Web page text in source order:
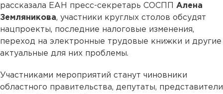
рассказала ЕАН пресс-секретарь СОСПП Алена
Земляникова, участники круглых столов обсудят
нацпроекты, последние налоговые изменения,
переход на электронные трудовые книжки и другие
актуальные для них проблемы.
Участниками мероприятий станут чиновники
областного правительства, депутаты, представители